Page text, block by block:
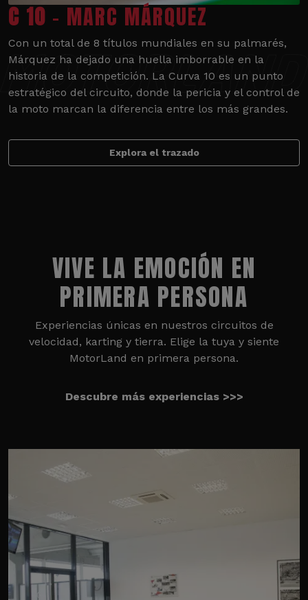
C 10 - MARC MÁRQUEZ
Con un total de 8 títulos mundiales en su palmarés,
Márquez ha dejado una huella imborrable en la
historia de la competición. La Curva 10 es un punto
estratégico del circuito, donde la pericia y el control de
la moto marcan la diferencia entre los más grandes.
Explora el trazado
VIVE LA EMOCIÓN EN
PRIMERA PERSONA
Experiencias únicas en nuestros circuitos de
velocidad, karting y tierra. Elige la tuya y siente
MotorLand en primera persona.
Descubre más experiencias >>>